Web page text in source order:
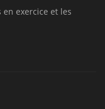
exercice et les